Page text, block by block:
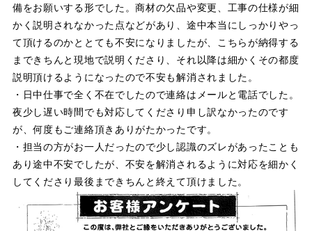
サイトマップ
採用情報
備をお願いする形でした。商材の欠品や変更、工事の仕様が細
かく説明されなかった点などがあり、途中本当にしっかりやっ
て頂けるのかととても不安になりましたが、こちらが納得する
まできちんと現地で説明くださり、それ以降は細かくその都度
説明頂けるようになったので不安も解消されました。
・日中仕事で全く不在でしたので連絡はメールと電話でした。
夜少し遅い時間でも対応してくださり申し訳なかったのです
が、何度もご連絡頂きありがたかったです。
・担当の方がお一人だったので少し認識のズレがあったことも
あり途中不安でしたが、不安を解消されるように対応を細かく
してくださり最後まできちんと終えて頂けました。